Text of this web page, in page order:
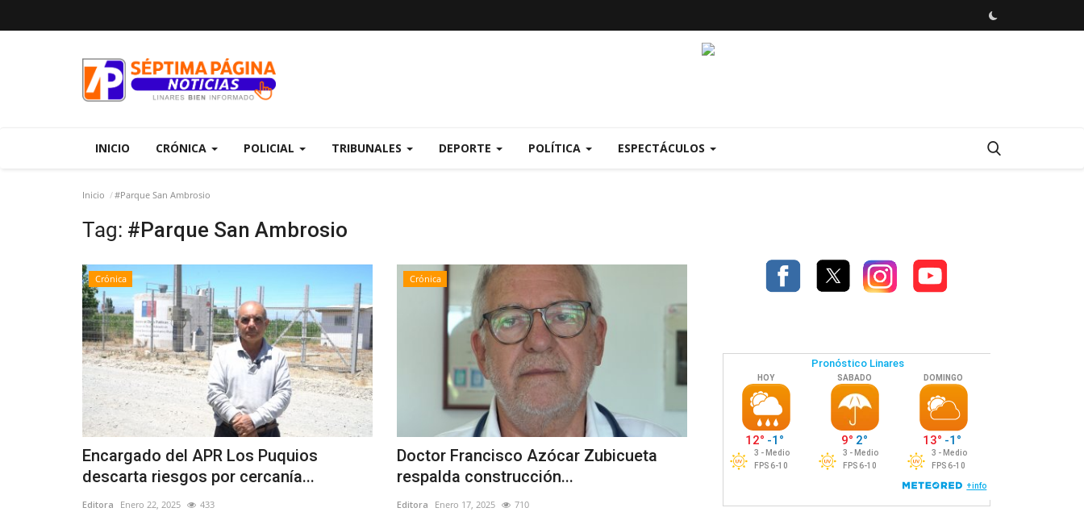
INICIO CRÓNICA POLICIAL TRIBUNALES DEPORTE POLÍTICA ESPECTÁCULOS
Inicio #Parque San Ambrosio
Tag: #Parque San Ambrosio
Crónica
Encargado del APR Los Puquios
descarta riesgos por cercanía...
Editora Enero 22, 2025 433
Crónica
Doctor Francisco Azócar Zubicueta
respalda construcción...
Editora Enero 17, 2025 710